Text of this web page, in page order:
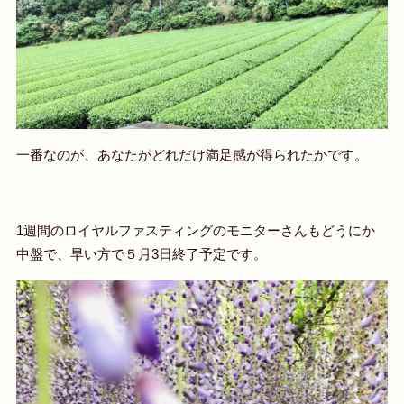
一番なのが、あなたがどれだけ満足感が得られたかです。
1週間のロイヤルファスティングのモニターさんもどうにか
中盤で、早い方で５月3日終了予定です。